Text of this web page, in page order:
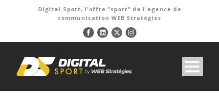
Digital Sport, l'offre "sport" de l'agence de
communication WEB Stratégies